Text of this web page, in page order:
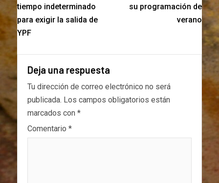
tiempo indeterminado
para exigir la salida de
YPF
su programación de
verano
Deja una respuesta
Tu dirección de correo electrónico no será
publicada. Los campos obligatorios están
marcados con *
Comentario *